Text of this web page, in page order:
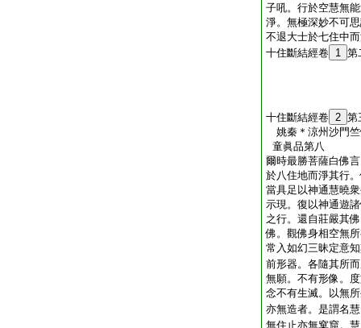
子吼。行於空慧無
淨。無極深妙不可
不退大士於七住中
十住斷結經卷 1 第
十住斷結經卷 2 第
姚秦＊涼州沙門
童眞品第八
爾時最勝菩薩白佛
於八住地而淨其行
當具足以神通慧曉
示現。復以神通遊
之行。還自莊嚴其
佛。觀佛身相空無
常入如幻三昧定意
前形器。各隨其所
無願。不有形像。
念不有生滅。以無
亦無造者。是謂名
無住止亦無窠窟。